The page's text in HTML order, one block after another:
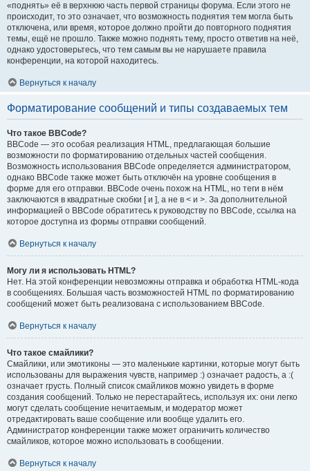
«поднять» её в верхнюю часть первой страницы форума. Если этого не
происходит, то это означает, что возможность поднятия тем могла быть
отключена, или время, которое должно пройти до повторного поднятия
темы, ещё не прошло. Также можно поднять тему, просто ответив на неё,
однако удостоверьтесь, что тем самым вы не нарушаете правила
конференции, на которой находитесь.
Вернуться к началу
Форматирование сообщений и типы создаваемых тем
Что такое BBCode?
BBCode — это особая реализация HTML, предлагающая большие
возможности по форматированию отдельных частей сообщения.
Возможность использования BBCode определяется администратором,
однако BBCode также может быть отключён на уровне сообщения в
форме для его отправки. BBCode очень похож на HTML, но теги в нём
заключаются в квадратные скобки [ и ], а не в < и >. За дополнительной
информацией о BBCode обратитесь к руководству по BBCode, ссылка на
которое доступна из формы отправки сообщений.
Вернуться к началу
Могу ли я использовать HTML?
Нет. На этой конференции невозможны отправка и обработка HTML-кода
в сообщениях. Большая часть возможностей HTML по форматированию
сообщений может быть реализована с использованием BBCode.
Вернуться к началу
Что такое смайлики?
Смайлики, или эмотиконы — это маленькие картинки, которые могут быть
использованы для выражения чувств, например :) означает радость, а :(
означает грусть. Полный список смайликов можно увидеть в форме
создания сообщений. Только не перестарайтесь, используя их: они легко
могут сделать сообщение нечитаемым, и модератор может
отредактировать ваше сообщение или вообще удалить его.
Администратор конференции также может ограничить количество
смайликов, которое можно использовать в сообщении.
Вернуться к началу